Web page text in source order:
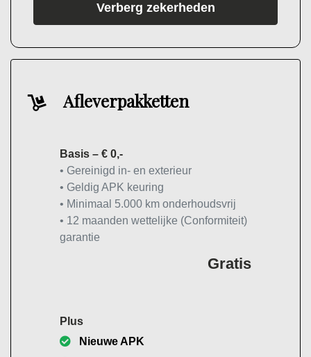
Verberg zekerheden
Afleverpakketten
Basis – € 0,-
• Gereinigd in- en exterieur
• Geldig APK keuring
• Minimaal 5.000 km onderhoudsvrij
• 12 maanden wettelijke (Conformiteit)
garantie
Gratis
Plus
Nieuwe APK